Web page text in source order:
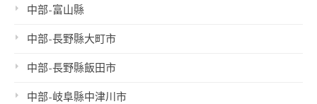
中部-富山縣
中部-長野縣大町市
中部-長野縣飯田市
中部-岐阜縣中津川市